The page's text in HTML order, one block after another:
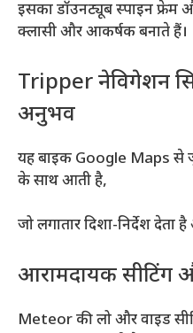
इसका डॉउनट्यूब स्पाइन फ्रेम
क्लासी और आकर्षक बनाते हैं।
Tripper नेविगेशन
अनुभव
यह बाइक Google Maps से
के साथ आती है,
जो लगातार दिशा-निर्देश
आरामदायक सीटिंग
Meteor की लो और वाइड